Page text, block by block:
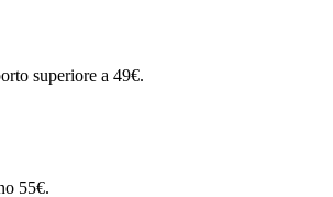
superiore a 49€.
55€.